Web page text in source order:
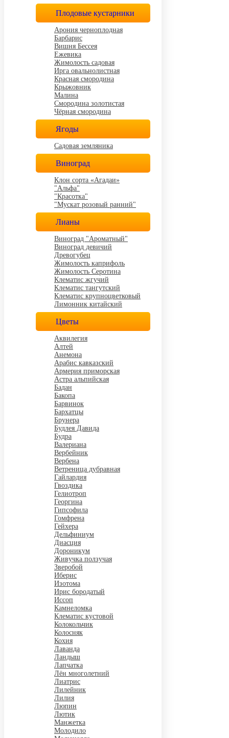
Плодовые кустарники
Арония черноплодная
Барбарис
Вишня Бессея
Ежевика
Жимолость садовая
Ирга овальнолистная
Красная смородина
Крыжовник
Малина
Смородина золотистая
Чёрная смородина
Ягоды
Садовая земляника
Виноград
Клон сорта «Агадаи»
"Альфа"
"Красотка"
"Мускат розовый ранний"
Лианы
Виноград "Ароматный"
Виноград девичий
Древогубец
Жимолость каприфоль
Жимолость Серотина
Клематис жгучий
Клематис тангутский
Клематис крупноцветковый
Лимонник китайский
Цветы
Аквилегия
Алтей
Анемона
Арабис кавказский
Армерия приморская
Астра альпийская
Бадан
Бакопа
Барвинок
Бархатцы
Брунера
Будлея Давида
Будра
Валериана
Вербейник
Вербена
Ветреница дубравная
Гайлардия
Гвоздика
Гелиотроп
Георгина
Гипсофила
Гомфрена
Гейхера
Дельфиниум
Диасция
Дороникум
Живучка ползучая
Зверобой
Иберис
Изотома
Ирис бородатый
Иссоп
Камнеломка
Клематис кустовой
Колокольчик
Колосняк
Кохия
Лаванда
Ландыш
Лапчатка
Лён многолетний
Лиатрис
Лилейник
Лилия
Люпин
Лютик
Манжетка
Молодило